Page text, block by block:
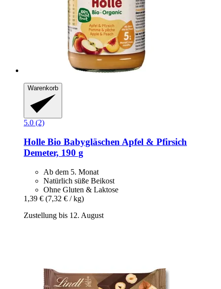
Warenkorb
5.0 (2)
Holle Bio Babygläschen Apfel & Pfirsich
Demeter, 190 g
Ab dem 5. Monat
Natürlich süße Beikost
Ohne Gluten & Laktose
1,39 € (7,32 € / kg)
Zustellung bis 12. August